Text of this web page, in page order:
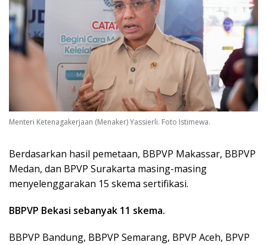
Menteri Ketenagakerjaan (Menaker) Yassierli. Foto Istimewa.
Berdasarkan hasil pemetaan, BBPVP Makassar, BBPVP
Medan, dan BPVP Surakarta masing-masing
menyelenggarakan 15 skema sertifikasi.
BBPVP Bekasi sebanyak 11 skema.
BBPVP Bandung, BBPVP Semarang, BPVP Aceh, BPVP